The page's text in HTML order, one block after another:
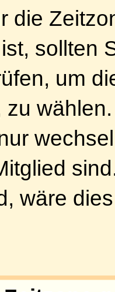
Sie
(Ränge
Themen und
Style
Rang
Forums
Ihren Rang
Moderator
einfach